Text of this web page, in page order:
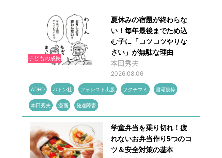
子どもの成長
夏休みの宿題が終わらな
い！毎年最後までため込
む子に「コツコツやりな
さい」が無駄な理由
本田秀夫
2026.08.06
ADHD バトン社 フォレスト出版 フクチマミ 書籍抜粋
本田秀夫 漫画 発達障害
学童弁当を乗り切れ！疲
れないお弁当作り5つのコ
ツ＆安全対策の基本